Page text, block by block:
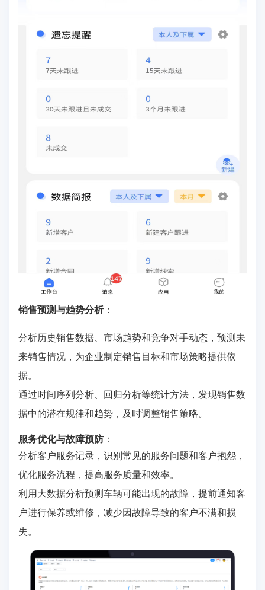
销售预测与趋势分析：
分析历史销售数据、市场趋势和竞争对手动态，预测未
来销售情况，为企业制定销售目标和市场策略提供依
据。
通过时间序列分析、回归分析等统计方法，发现销售数
据中的潜在规律和趋势，及时调整销售策略。
服务优化与故障预防 ：
分析客户服务记录，识别常见的服务问题和客户抱怨，
优化服务流程，提高服务质量和效率。
利用大数据分析预测车辆可能出现的故障，提前通知客
户进行保养或维修，减少因故障导致的客户不满和损
失。